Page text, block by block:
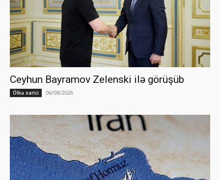
Ceyhun Bayramov Zelenski ilə görüşüb
Ölkə xarici 06/08/2026